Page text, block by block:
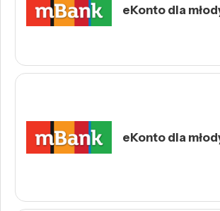
eKonto dla
eKonto dla